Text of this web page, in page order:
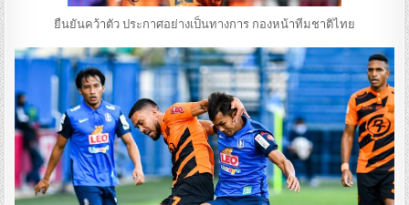
ยืนยันคว้าตัว ประกาศอย่างเป็นทางการ กองหน้าทีมชาติไทย